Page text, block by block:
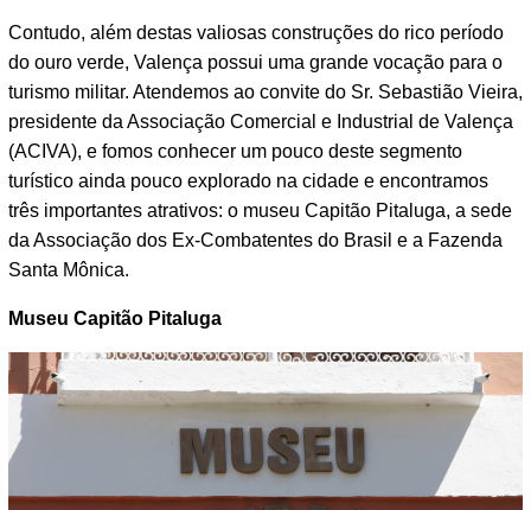
Contudo, além destas valiosas construções do rico período
do ouro verde, Valença possui uma grande vocação para o
turismo militar. Atendemos ao convite do Sr. Sebastião Vieira,
presidente da Associação Comercial e Industrial de Valença
(ACIVA), e fomos conhecer um pouco deste segmento
turístico ainda pouco explorado na cidade e encontramos
três importantes atrativos: o museu Capitão Pitaluga, a sede
da Associação dos Ex-Combatentes do Brasil e a Fazenda
Santa Mônica.
Museu Capitão Pitaluga